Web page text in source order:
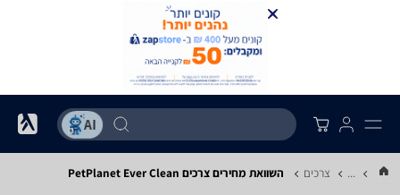
... צרכים השוואת מחירים צרכים ‏Ever Clean ‏PetPlanet